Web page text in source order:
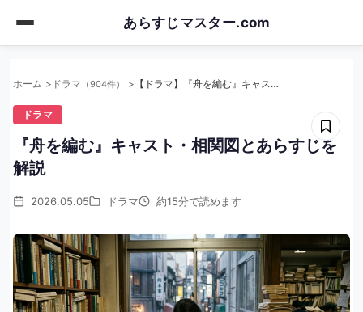
content
あらすじマスター.com
ホーム ドラマ （904件） 【ドラマ】『舟を編む』キャスト・相関図とあらすじを解説
ドラマ
『舟を編む』キャスト・相関図とあらすじを
解説
2026.05.05 ドラマ 約15分で読めます